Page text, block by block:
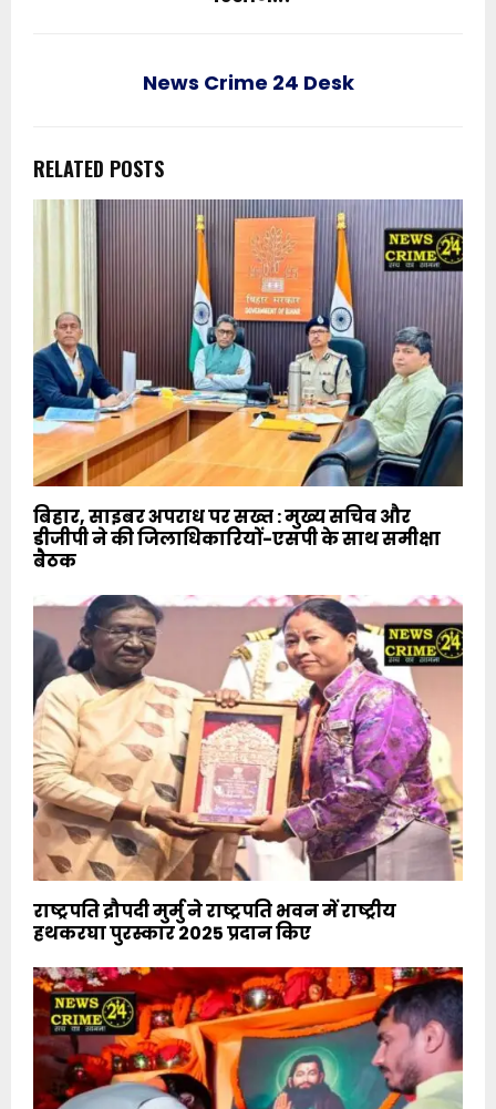
News Crime 24 Desk
RELATED POSTS
बिहार, साइबर अपराध पर सख्त : मुख्य सचिव और
डीजीपी ने की जिलाधिकारियों-एसपी के साथ समीक्षा
बैठक
राष्ट्रपति द्रौपदी मुर्मु ने राष्ट्रपति भवन में राष्ट्रीय
हथकरघा पुरस्कार 2025 प्रदान किए